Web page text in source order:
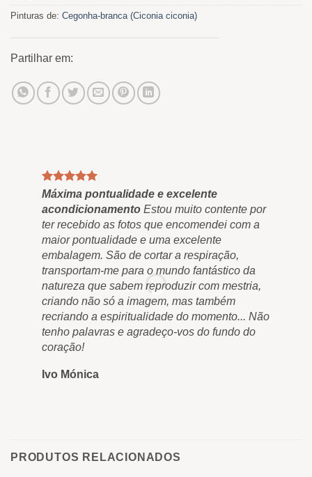
Pinturas de: Cegonha-branca (Ciconia ciconia)
Partilhar em:
Máxima pontualidade e excelente
acondicionamento Estou muito contente por
ter recebido as fotos que encomendei com a
maior pontualidade e uma excelente
embalagem. São de cortar a respiração,
transportam-me para o mundo fantástico da
natureza que sabem reproduzir com mestria,
criando não só a imagem, mas também
recriando a espiritualidade do momento... Não
tenho palavras e agradeço-vos do fundo do
coração!
Ivo Mónica
PRODUTOS RELACIONADOS